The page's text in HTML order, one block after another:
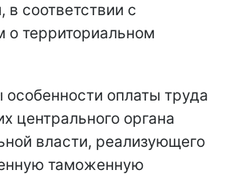
в соответствии с
о территориальном
оплаты труда
центрального органа
власти, реализующего
таможенную